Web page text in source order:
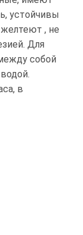
устойчивы
, не
Для
собой
в